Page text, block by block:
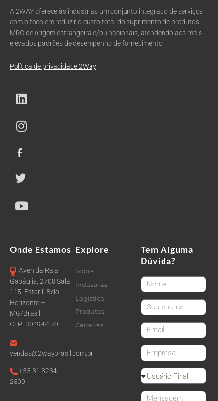
A 2WAY oferece às indústrias um conjunto integrado de serviços
com o foco em reduzir o custo total do suprimento de produtos
MRO de origem estrangeira e/ou nacionais, atendendo aos mais
elevados padrões de desempenho de fornecimento.
Política de privacidade 2Way
Onde Estamos
Avenida Raja
Gabáglia, 2708 Sala
115, Estoril, Belo
Horizonte –
MG/Brasil.
CEP: 30494-170
vendas@2waybrasil.com.br
+55 31 3234-
2500
Explore
Sobre
Indústrias
Logística
Produtos
Carreiras
Tem Alguma
Dúvida?
FirstName
LastName
email
CompanyName
Reseller
Message